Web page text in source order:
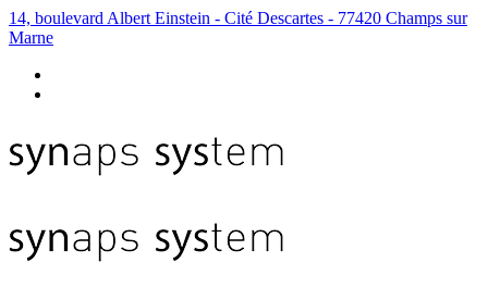
14, boulevard Albert Einstein - Cité Descartes - 77420 Champs sur
Marne